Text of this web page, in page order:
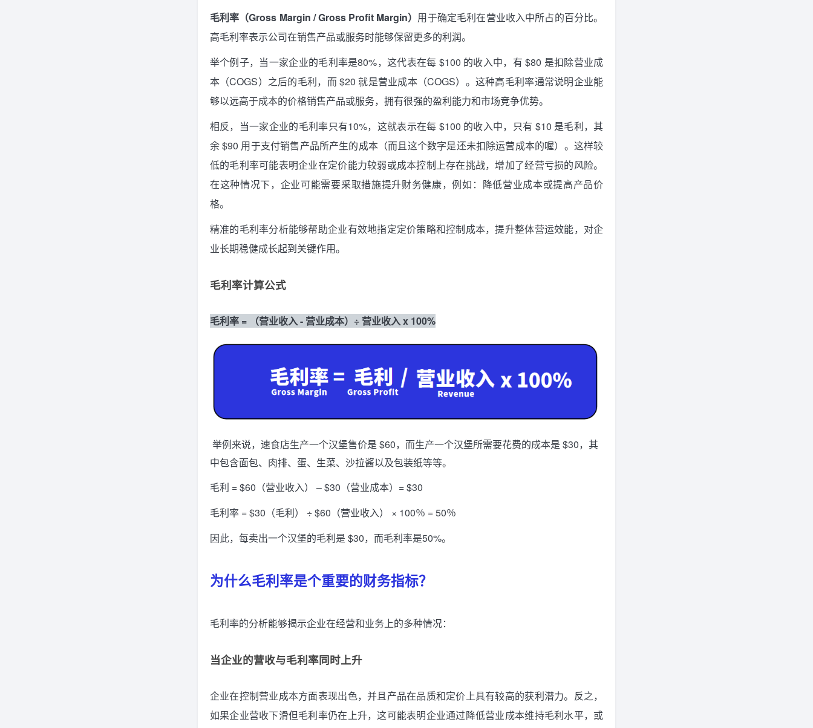
毛利率（Gross Margin / Gross Profit Margin） 用于确定毛利在营业收入中所占的百分比。
高毛利率表示公司在销售产品或服务时能够保留更多的利润。
举个例子，当一家企业的毛利率是80%，这代表在每 $100 的收入中，有 $80 是扣除营业成
本（COGS）之后的毛利，而 $20 就是营业成本（COGS）。这种高毛利率通常说明企业能
够以远高于成本的价格销售产品或服务，拥有很强的盈利能力和市场竞争优势。
相反，当一家企业的毛利率只有10%，这就表示在每 $100 的收入中，只有 $10 是毛利，其
余 $90 用于支付销售产品所产生的成本（而且这个数字是还未扣除运营成本的喔）。这样较
低的毛利率可能表明企业在定价能力较弱或成本控制上存在挑战，增加了经营亏损的风险。
在这种情况下，企业可能需要采取措施提升财务健康，例如：降低营业成本或提高产品价
格。
精准的毛利率分析能够帮助企业有效地指定定价策略和控制成本，提升整体营运效能，对企
业长期稳健成长起到关键作用。
毛利率计算公式
毛利率 = （营业收入 - 营业成本）÷ 营业收入 x 100%
举例来说，速食店生产一个汉堡售价是 $60，而生产一个汉堡所需要花费的成本是 $30，其
中包含面包、肉排、蛋、生菜、沙拉酱以及包装纸等等。
毛利 = $60（营业收入） – $30（营业成本）= $30
毛利率 = $30（毛利） ÷ $60（营业收入） × 100％ = 50％
因此，每卖出一个汉堡的毛利是 $30，而毛利率是50%。
为什么毛利率是个重要的财务指标？
毛利率的分析能够揭示企业在经营和业务上的多种情况：
当企业的营收与毛利率同时上升
企业在控制营业成本方面表现出色，并且产品在品质和定价上具有较高的获利潜力。反之，
如果企业营收下滑但毛利率仍在上升，这可能表明企业通过降低营业成本维持毛利水平，或